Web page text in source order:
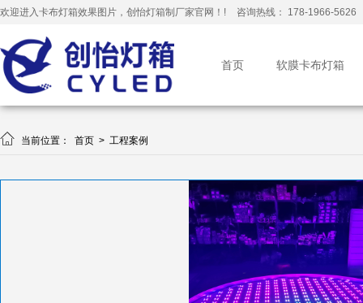
欢迎进入卡布灯箱效果图片，创怡灯箱制厂家官网！! 咨询热线： 178-1966-5626
首页 软膜卡布灯箱
 当前位置： 首页 > 工程案例